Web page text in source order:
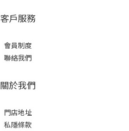
客戶服務
會員制度
聯絡我們
關於我們
門店地址
私隱條款